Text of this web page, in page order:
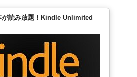
が読み放題！Kindle Unlimited